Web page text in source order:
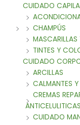
CUIDADO
CHAMPÚS
MASCARILLAS
TINTES Y
CUIDADO
ARCILLAS
CALMANTES
CREMAS
ANTICELULITICAS
CUIDADO